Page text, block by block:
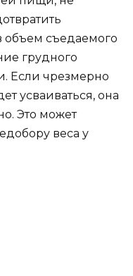
съедаемого
грудного
Если чрезмерно
усваиваться, она
Это может
веса у